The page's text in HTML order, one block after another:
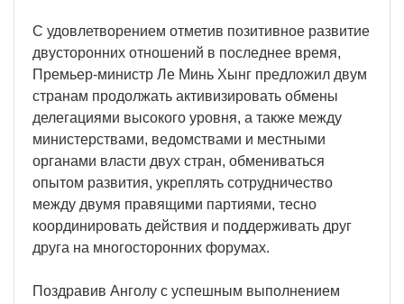
С удовлетворением отметив позитивное развитие
двусторонних отношений в последнее время,
Премьер-министр Ле Минь Хынг предложил двум
странам продолжать активизировать обмены
делегациями высокого уровня, а также между
министерствами, ведомствами и местными
органами власти двух стран, обмениваться
опытом развития, укреплять сотрудничество
между двумя правящими партиями, тесно
координировать действия и поддерживать друг
друга на многосторонних форумах.
Поздравив Анголу с успешным выполнением